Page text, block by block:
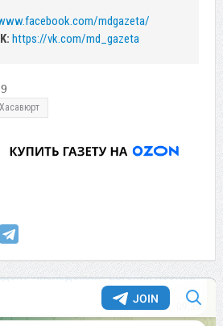
mdgazeta/
https://vk.com/md_gazeta
Хасавюрт